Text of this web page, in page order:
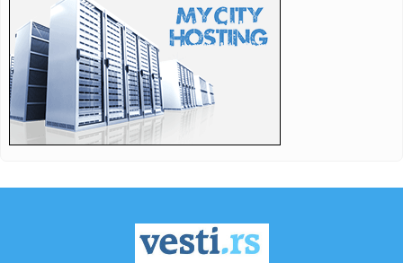
08:24:Вучић данас обилази радове на ...
08:24:Vučić danas obilazi radove na rekonstrukciji Starog
železničk...
08:24:Žene optužene da se udaju za ruske vojnike kako bi dobile
odšt...
Republika Srpska bilježi pad inflacije, šta nas očekuje u